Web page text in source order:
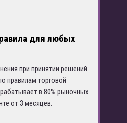
для любых
при принятии решений.
правилам торговой
в 80% рыночных
от 3 месяцев.